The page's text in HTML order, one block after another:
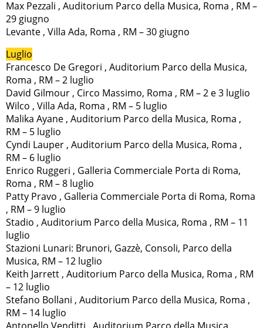
Max Pezzali , Auditorium Parco della Musica, Roma , RM –
29 giugno
Levante , Villa Ada, Roma , RM – 30 giugno
Luglio
Francesco De Gregori , Auditorium Parco della Musica,
Roma , RM – 2 luglio
David Gilmour , Circo Massimo, Roma , RM – 2 e 3 luglio
Wilco , Villa Ada, Roma , RM – 5 luglio
Malika Ayane , Auditorium Parco della Musica, Roma ,
RM – 5 luglio
Cyndi Lauper , Auditorium Parco della Musica, Roma ,
RM – 6 luglio
Enrico Ruggeri , Galleria Commerciale Porta di Roma,
Roma , RM – 8 luglio
Patty Pravo , Galleria Commerciale Porta di Roma, Roma
, RM – 9 luglio
Stadio , Auditorium Parco della Musica, Roma , RM – 11
luglio
Stazioni Lunari: Brunori, Gazzè, Consoli, Parco della
Musica, RM – 12 luglio
Keith Jarrett , Auditorium Parco della Musica, Roma , RM
– 12 luglio
Stefano Bollani , Auditorium Parco della Musica, Roma ,
RM – 14 luglio